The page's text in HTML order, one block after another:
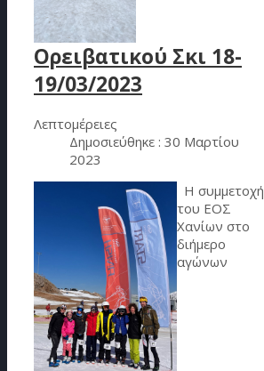
Ορειβατικού Σκι 18-
19/03/2023
Λεπτομέρειες
Δημοσιεύθηκε : 30 Μαρτίου
2023
Η συμμετοχή
του ΕΟΣ
Χανίων στο
διήμερο
αγώνων